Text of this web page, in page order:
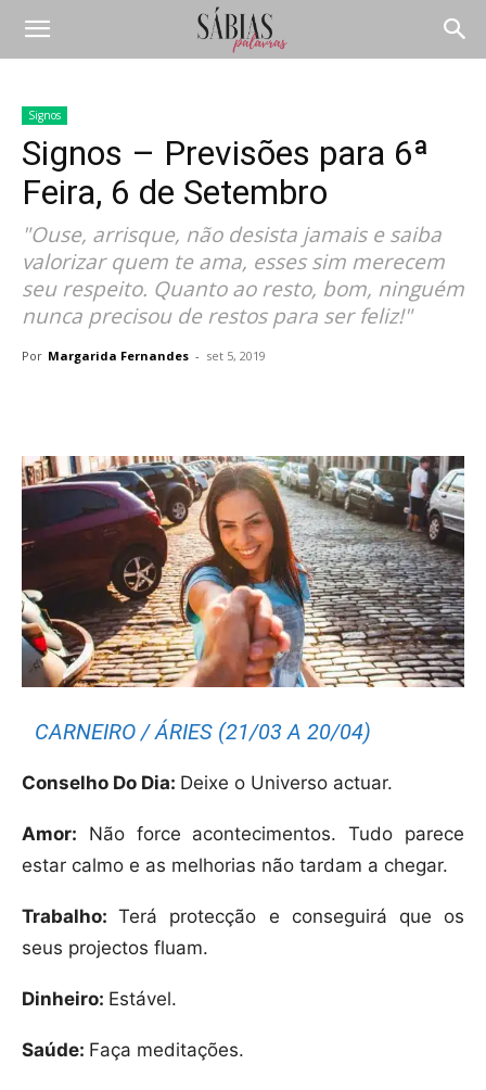
Signos
Signos – Previsões para 6ª
Feira, 6 de Setembro
"Ouse, arrisque, não desista jamais e saiba
valorizar quem te ama, esses sim merecem
seu respeito. Quanto ao resto, bom, ninguém
nunca precisou de restos para ser feliz!"
Por Margarida Fernandes - set 5, 2019
CARNEIRO / ÁRIES (21/03 A 20/04)
Conselho Do Dia: Deixe o Universo actuar.
Amor: Não force acontecimentos. Tudo parece
estar calmo e as melhorias não tardam a chegar.
Trabalho:Terá protecção e conseguirá que os
seus projectos fluam.
Dinheiro: Estável.
Saúde: Faça meditações.